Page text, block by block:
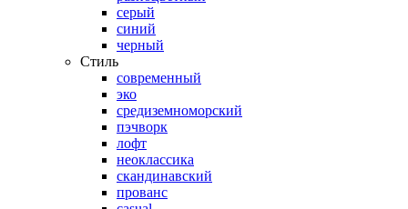
серый
синий
черный
Стиль
современный
эко
средиземноморский
пэчворк
лофт
неоклассика
скандинавский
прованс